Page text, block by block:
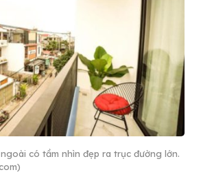
có tầm nhìn đẹp ra trục đường lớn.